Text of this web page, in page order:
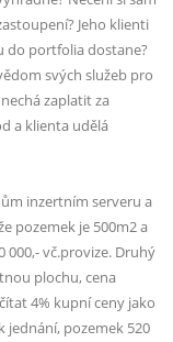
Jeho klienti
do portfolia dostane?
svých služeb pro
zaplatit za
a klienta udělá
inzertním serveru a
pozemek je 500m2 a
000,- vč.provize. Druhý
plochu, cena
4% kupní ceny jako
jednání, pozemek 520